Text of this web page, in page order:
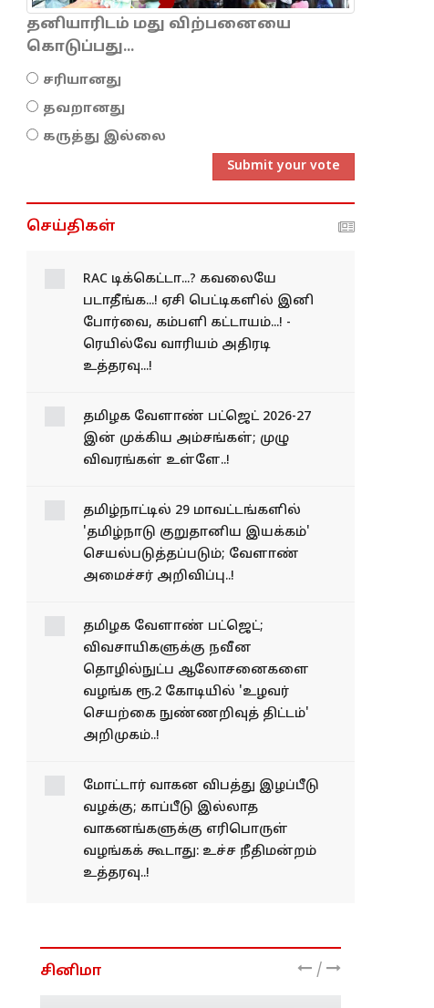
தனியாரிடம் மது விற்பனையை
கொடுப்பது...
சரியானது
தவறானது
கருத்து இல்லை
Submit your vote
செய்திகள்
RAC டிக்கெட்டா...? கவலையே
படாதீங்க...! ஏசி பெட்டிகளில் இனி
போர்வை, கம்பளி கட்டாயம்...! -
ரெயில்வே வாரியம் அதிரடி
உத்தரவு...!
தமிழக வேளாண் பட்ஜெட் 2026-27
இன் முக்கிய அம்சங்கள்; முழு
விவரங்கள் உள்ளே..!
தமிழ்நாட்டில் 29 மாவட்டங்களில்
'தமிழ்நாடு குறுதானிய இயக்கம்'
செயல்படுத்தப்படும்; வேளாண்
அமைச்சர் அறிவிப்பு..!
தமிழக வேளாண் பட்​ஜெட்;
விவசாயிகளுக்கு நவீன
தொழில்நுட்ப ஆலோசனைகளை
வழங்க ரூ.2 கோடியில் 'உழவர்
செயற்கை நுண்ணறிவுத் திட்டம்'
அறிமுகம்..!
மோட்​டார் வாகன விபத்து இழப்பீடு
வழக்கு; காப்பீடு இல்லாத
வாகனங்களுக்கு எரிபொருள்
வழங்கக் கூடாது: உச்ச நீதிமன்றம்
உத்தரவு..!
சினிமா /